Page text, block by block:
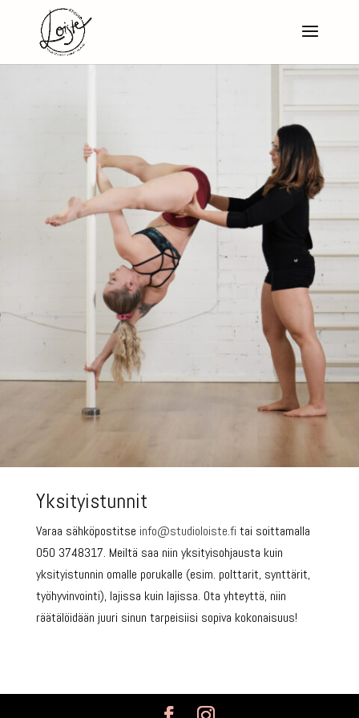
Yksityistunnit
Varaa sähköpostitse info@studioloiste.fi tai soittamalla
050 3748317. Meiltä saa niin yksityisohjausta kuin
yksityistunnin omalle porukalle (esim. polttarit, synttärit,
työhyvinvointi), lajissa kuin lajissa. Ota yhteyttä, niin
räätälöidään juuri sinun tarpeisiisi sopiva kokonaisuus!